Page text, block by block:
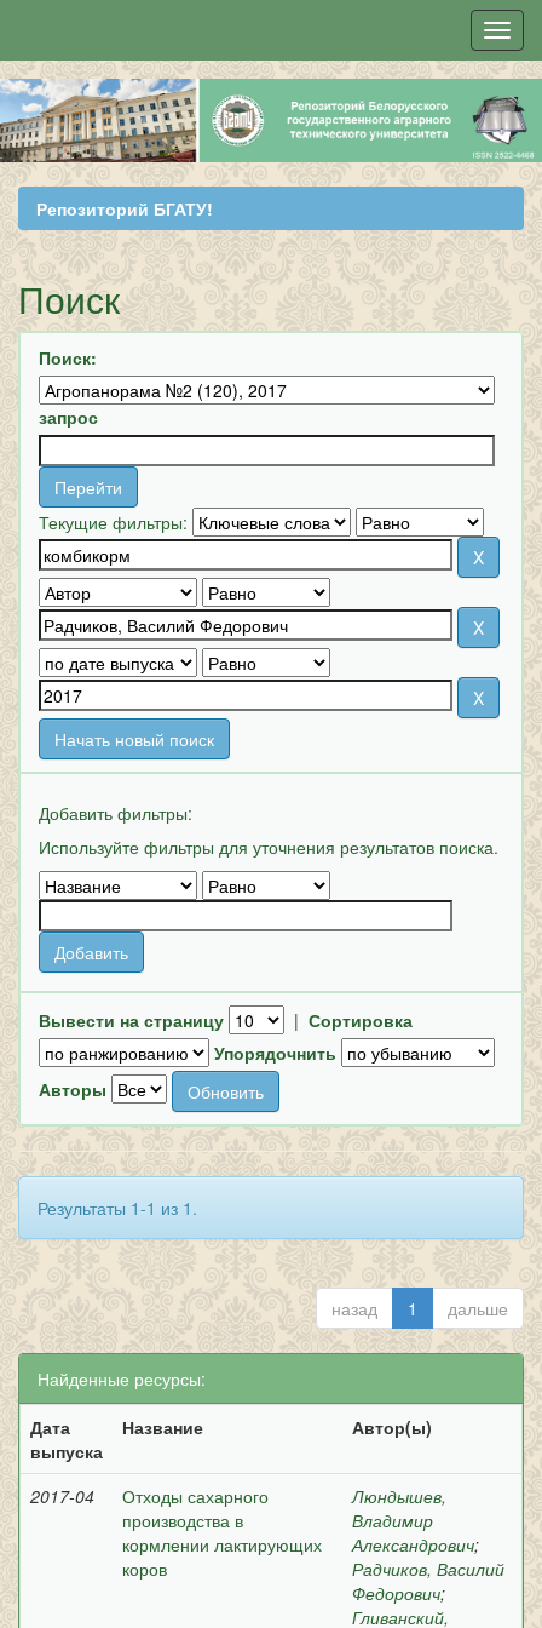
Skip
navigation
Репозиторий БГАТУ!
Поиск
Поиск:
запрос
Текущие фильтры:
Начать новый поиск
Добавить фильтры:
Используйте фильтры для уточнения результатов поиска.
Вывести на страницу | Сортировка
Упорядочнить
Авторы
Результаты 1-1 из 1.
назад 1 дальше
Найденные ресурсы:
Дата
выпуска
Название Автор(ы)
2017-04
Отходы сахарного
производства в
кормлении лактирующих
коров
Люндышев,
Владимир
Александрович;
Радчиков, Василий
Федорович;
Гливанский,